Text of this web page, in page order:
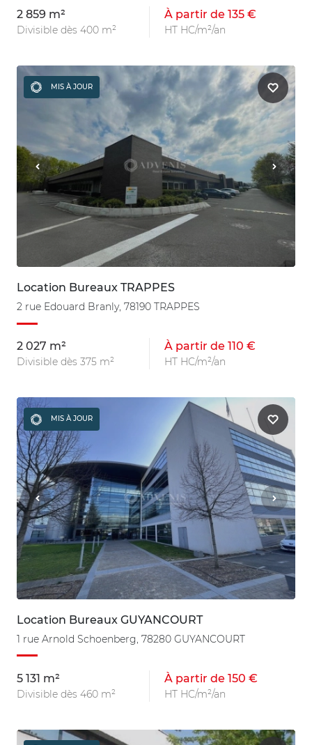
2 859 m²
Divisible dès 400 m²
À partir de 135 €
HT HC/m²/an
MIS À JOUR
Location Bureaux TRAPPES
2 rue Edouard Branly, 78190 TRAPPES
2 027 m²
Divisible dès 375 m²
À partir de 110 €
HT HC/m²/an
MIS À JOUR
Location Bureaux GUYANCOURT
1 rue Arnold Schoenberg, 78280 GUYANCOURT
5 131 m²
Divisible dès 460 m²
À partir de 150 €
HT HC/m²/an